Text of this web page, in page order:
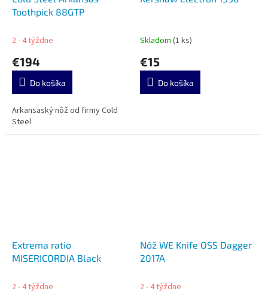
Toothpick 88GTP
2 - 4 týždne
€194
Do košíka
Arkansaský nôž od firmy Cold
Steel
Skladom (1 ks)
€15
Do košíka
Extrema ratio
MISERICORDIA Black
2 - 4 týždne
Nôž WE Knife OSS Dagger
2017A
2 - 4 týždne